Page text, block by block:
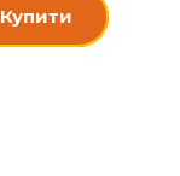
Купити